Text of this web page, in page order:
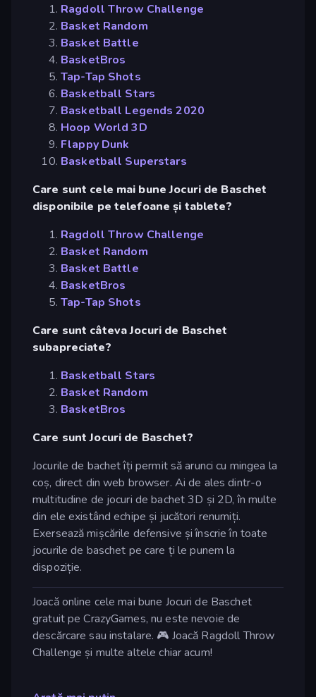
Ragdoll Throw Challenge
Basket Random
Basket Battle
BasketBros
Tap-Tap Shots
Basketball Stars
Basketball Legends 2020
Hoop World 3D
Flappy Dunk
Basketball Superstars
Care sunt cele mai bune Jocuri de Baschet
disponibile pe telefoane și tablete?
Ragdoll Throw Challenge
Basket Random
Basket Battle
BasketBros
Tap-Tap Shots
Care sunt câteva Jocuri de Baschet
subapreciate?
Basketball Stars
Basket Random
BasketBros
Care sunt Jocuri de Baschet?
Jocurile de bachet îți permit să arunci cu mingea la
coș, direct din web browser. Ai de ales dintr-o
multitudine de jocuri de bachet 3D și 2D, în multe
din ele existând echipe și jucători renumiți.
Exersează mișcările defensive și înscrie în toate
jocurile de baschet pe care ți le punem la
dispoziție.
Joacă online cele mai bune Jocuri de Baschet
gratuit pe CrazyGames, nu este nevoie de
descărcare sau instalare. 🎮 Joacă Ragdoll Throw
Challenge și multe altele chiar acum!